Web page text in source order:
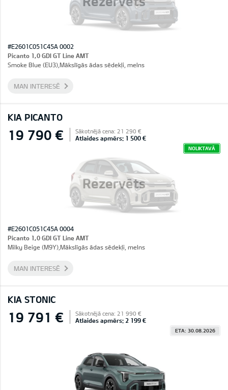
#E2601C051C45A 0002
Picanto 1,0 GDI GT Line AMT
Smoke Blue (EU3),Mākslīgās ādas sēdekļi, melns
MAN INTERESĒ
KIA PICANTO
Rezervēts
19 790 € Sākotnējā cena: 21 290 €
Atlaides apmērs: 1 500 €
NOLIKTAVĀ
#E2601C051C45A 0004
Picanto 1,0 GDI GT Line AMT
Milky Beige (M9Y),Mākslīgās ādas sēdekļi, melns
MAN INTERESĒ
KIA STONIC
19 791 € Sākotnējā cena: 21 990 €
Atlaides apmērs: 2 199 €
ETA: 30.08.2026